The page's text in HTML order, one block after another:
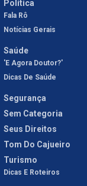
Política
Fala Rô
Notícias Gerais
Saúde
'E Agora Doutor?'
Dicas De Saúde
Segurança
Sem Categoria
Seus Direitos
Tom Do Cajueiro
Turismo
Dicas E Roteiros